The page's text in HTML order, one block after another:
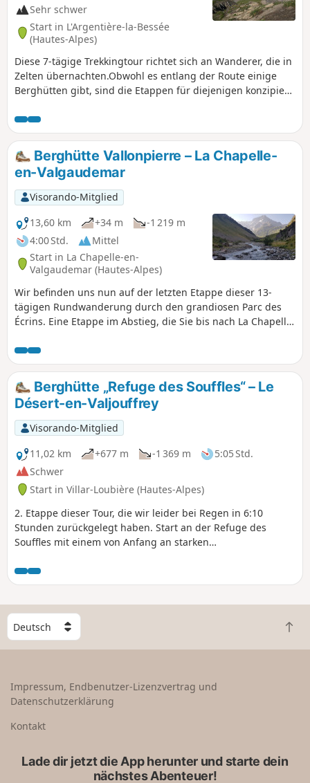
Sehr schwer
Start in L'Argentière-la-Bessée
(Hautes-Alpes)
Diese 7-tägige Trekkingtour richtet sich an Wanderer, die in
Zelten übernachten.Obwohl es entlang der Route einige
Berghütten gibt, sind die Etappen für diejenigen konzipiert,
durch das Écrins-Massiv und bietet ein vollständiges
Eintauchen in die Alpenlandschaft, wo Sie die lokale Flora
und Fauna entdecken können.Sie ist ideal für Wanderer, die
an das Gebirge gewöhnt sind, und bietet ein umfassendes
Abenteuer, bei dem Sie sich den Herausforderungen der
Bergwelt mit deutlichen Höhenunterschieden und teilweise
technischen oder nicht markierten Passagen stellen
können.
Berghütte Vallonpierre – La Chapelle-
en-Valgaudemar
Visorando-Mitglied
13,60 km
+34 m
-1 219 m
4:00 Std.
Mittel
Start in La Chapelle-en-
Valgaudemar (Hautes-Alpes)
Wir befinden uns nun auf der letzten Etappe dieser 13-
tägigen Rundwanderung durch den grandiosen Parc des
Écrins. Eine Etappe im Abstieg, die Sie bis nach La Chapelle-
begann. Ein herrlicher Start in die Etappe, während des
gesamten Abstiegs bis hin zu den Gletscherbächen. Das
Panorama ist von atemberaubender Schönheit, umgeben
von den schönsten Gipfeln des südlichen Teils der Écrins,
und weckt in uns bereits ein Gefühl der Nostalgie für die
vergangenen 13 Tage. Rundwanderung ohne technische
Schwierigkeiten.
Berghütte „Refuge des Souffles“ – Le
Désert-en-Valjouffrey
Visorando-Mitglied
11,02 km
+677 m -1 369 m
5:05 Std.
Schwer
Start in Villar-Loubière (Hautes-Alpes)
2. Etappe dieser Tour, die wir leider bei Regen in 6:10
Stunden zurückgelegt haben. Start an der Refuge des
Souffles mit einem von Anfang an starken
anspruchsvoller Pass, von dem aus die Aussicht bei klarem
Wetter sicher herrlich sein muss. Ein Abstieg über
Zahlreiche Erdrutsche. Die Belohnung: die Wanderherberge
Les Arias, wo wir herzlich empfangen wurden.
W
ä
h
e
n
Z
u
Impressum, Endbenutzer-Lizenzvertrag und
Datenschutzerklärung
Kontakt
Lade dir jetzt die App herunter und starte dein
nächstes Abenteuer!